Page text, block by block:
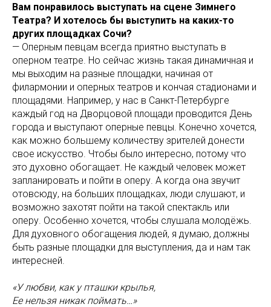
Вам понравилось выступать на сцене Зимнего
Театра? И хотелось бы выступить на каких-то
других площадках Сочи?
— Оперным певцам всегда приятно выступать в
оперном театре. Но сейчас жизнь такая динамичная и
мы выходим на разные площадки, начиная от
филармонии и оперных театров и кончая стадионами и
площадями. Например, у нас в Санкт-Петербурге
каждый год на Дворцовой площади проводится День
города и выступают оперные певцы. Конечно хочется,
как можно большему количеству зрителей донести
свое искусство. Чтобы было интересно, потому что
это духовно обогащает. Не каждый человек может
запланировать и пойти в оперу. А когда она звучит
отовсюду, на больших площадках, люди слушают, и
возможно захотят пойти на такой спектакль или
оперу. Особенно хочется, чтобы слушала молодёжь.
Для духовного обогащения людей, я думаю, должны
быть разные площадки для выступления, да и нам так
интересней.
«У любви, как у пташки крылья,
Ее нельзя никак поймать…»